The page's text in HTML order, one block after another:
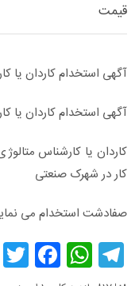
قیمت
آگهی استخدام کاردان یا
آگهی استخدام کاردان یا
کاردان یا کارشناس
کار در شهرک صنعتی
صفادشت استخدام می